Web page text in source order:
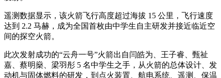
遥测数据显示，该火箭飞行高度超过海拔 15 公里，飞行速度
达到 2.2 马赫，成为全国首枚由中学生自主研发并接近临近空
间的探空火箭。
此次发射成功的“云舟一号”火箭出自闫皓为、王子睿、甄祉
嘉、蔡明燊、梁羽彤 5 名中学生之手，从火箭的总体设计、发
动机与固体燃料的研发，到点火装置、航电系统、遥测、保温